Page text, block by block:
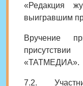
«Редакция
выигравшим
Вручение
«ТАТМЕДИА».
7.2.